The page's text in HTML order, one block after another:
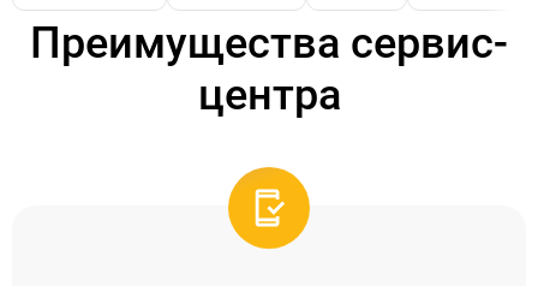
Преимущества сервис-
центра